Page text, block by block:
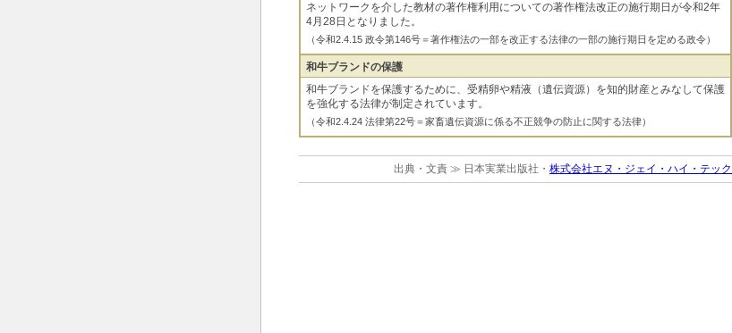
ネットワークを介した教材の著作権利用についての著作権法改正の施行期日が令和2年
4月28日となりました。
（令和2.4.15 政令第146号＝著作権法の一部を改正する法律の一部の施行期日を定める政令）
和牛ブランドの保護
和牛ブランドを保護するために、受精卵や精液（遺伝資源）を知的財産とみなして保護
を強化する法律が制定されています。
（令和2.4.24 法律第22号＝家畜遺伝資源に係る不正競争の防止に関する法律）
出典・文責 ≫ 日本実業出版社・ 株式会社エヌ・ジェイ・ハイ・テック